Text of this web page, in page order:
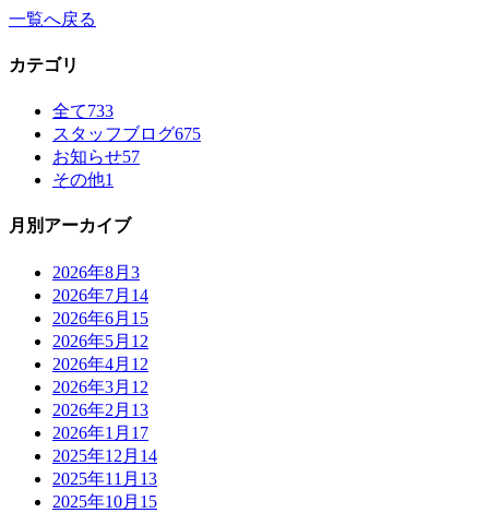
一覧へ戻る
カテゴリ
全て733
スタッフブログ675
お知らせ57
その他1
月別アーカイブ
2026年8月 3
2026年7月 14
2026年6月 15
2026年5月 12
2026年4月 12
2026年3月 12
2026年2月 13
2026年1月 17
2025年12月 14
2025年11月 13
2025年10月 15